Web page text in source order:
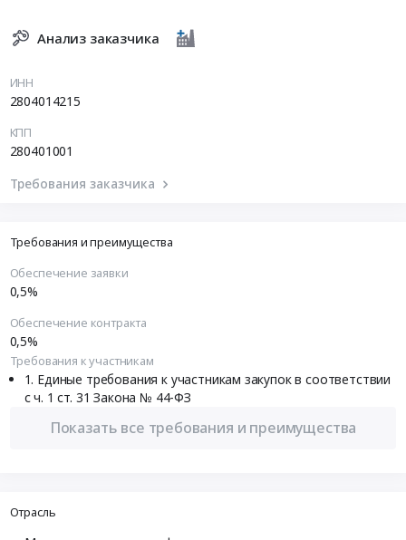
Анализ заказчика
ИНН
2804014215
КПП
280401001
Требования заказчика
Требования и преимущества
Обеспечение заявки
0,5%
Обеспечение контракта
0,5%
Требования к участникам
Единые требования к участникам закупок в соответствии
с ч. 1 ст. 31 Закона № 44-ФЗ
Показать все требования и преимущества
Отрасль